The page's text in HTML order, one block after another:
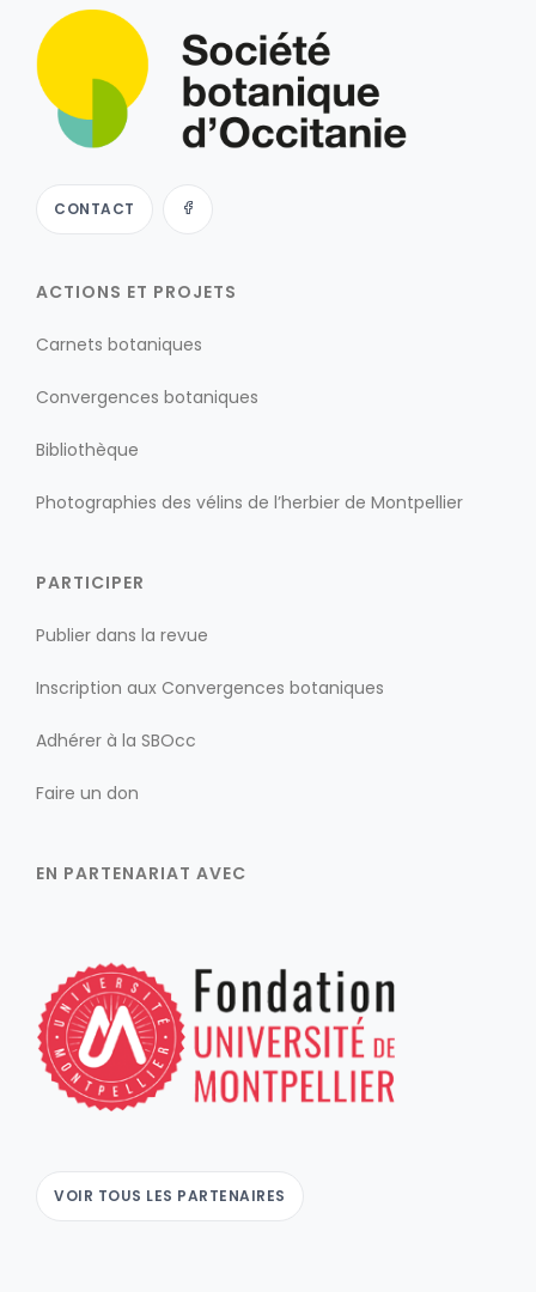
CONTACT
ACTIONS ET PROJETS
Carnets botaniques
Convergences botaniques
Bibliothèque
Photographies des vélins de l’herbier de Montpellier
PARTICIPER
Publier dans la revue
Inscription aux Convergences botaniques
Adhérer à la SBOcc
Faire un don
EN PARTENARIAT AVEC
VOIR TOUS LES PARTENAIRES